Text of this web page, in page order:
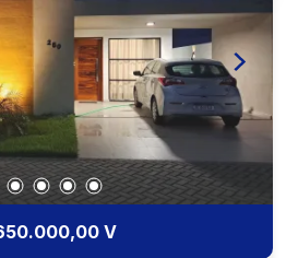
sem sair de casa. Estrutura
com portaria 24 horas,
e proteção para você e
região em constante
acesso a comércios,
vias da cidade,
no dia a dia. O lugar
conforto, praticidade e
em contato para mais
V